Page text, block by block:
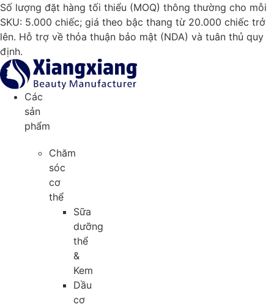
Chuyển
đến
nội
dung
Số lượng đặt hàng tối thiểu (MOQ) thông thường cho mỗi
SKU: 5.000 chiếc; giá theo bậc thang từ 20.000 chiếc trở
lên. Hỗ trợ về thỏa thuận bảo mật (NDA) và tuân thủ quy
định.
Các
sản
phẩm
Chăm
sóc
cơ
thể
Sữa
dưỡng
thể
&
Kem
Dầu
cơ